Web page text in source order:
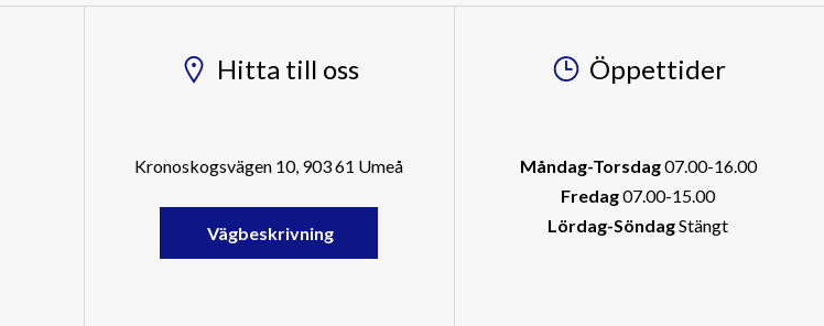
Hitta till oss
Kronoskogsvägen 10, 903 61 Umeå
Vägbeskrivning
Öppettider
Måndag-Torsdag07.00-16.00
Fredag07.00-15.00
Lördag-SöndagStängt